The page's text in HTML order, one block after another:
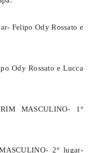
Felipo Ody Rossato e
Ody Rossato e Lucca
MASCULINO- 1º
2º lugar-